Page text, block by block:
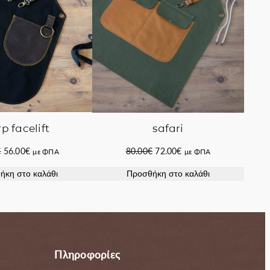
facelift
Original
was:
56.00€Η
τιμή
με ΦΠΑ
στο καλάθι
safari
80.00€ Original
was:
72.00€Η
τιμή
με ΦΠΑ
Προσθήκη στο καλάθι
Πληροφορίες